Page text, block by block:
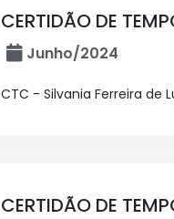
CERTIDÃO DE
Junho/2024
CTC - Silvania Ferreira de
CERTIDÃO DE